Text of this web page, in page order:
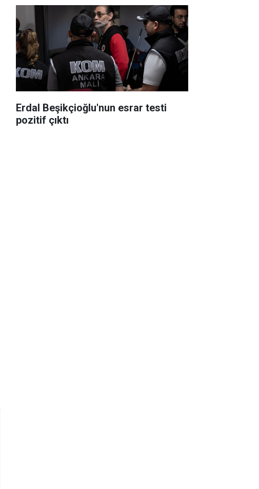
Erdal Beşikçioğlu'nun esrar testi
pozitif çıktı